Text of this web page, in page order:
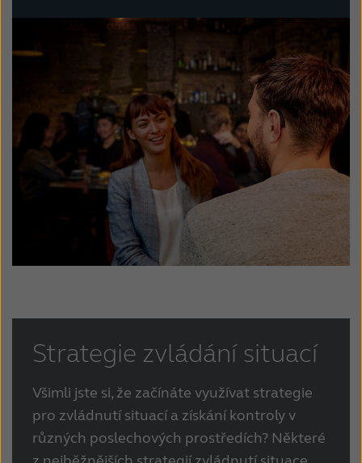
Strategie zvládání situací
Všimli jste si, že začínáte využívat strategie
pro zvládnutí situací a získání kontroly v
různých poslechových prostředích? Některé